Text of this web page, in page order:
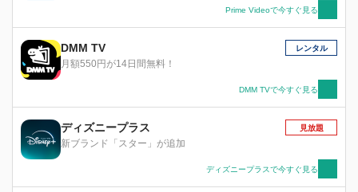
Prime Videoで今すぐ見る
DMM TV
月額550円が14日間無料！
レンタル
DMM TVで今すぐ見る
ディズニープラス
新ブランド「スター」が追加
見放題
ディズニープラスで今すぐ見る